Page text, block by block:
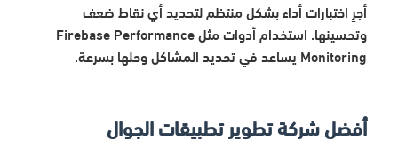
أجرِ اختبارات أداء بشكل منتظم لتحديد أي نقاط ضعف
وتحسينها. استخدام أدوات مثل Firebase Performance
Monitoring يساعد في تحديد المشاكل وحلها بسرعة.
أفضل شركة تطوير تطبيقات الجوال